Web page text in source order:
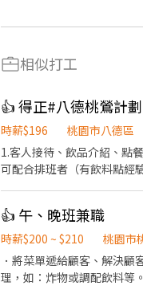
相似打工
👍 得正#八德桃鶯計
時薪$196
桃園市八德區
1.客人接待、飲品介紹、點
可配合排班者（有飲料點經
👍 午、晚班兼職
時薪$200 ~ $210
桃園市
．將菜單遞給顧客、解決
理，如：炸物或調配飲料等